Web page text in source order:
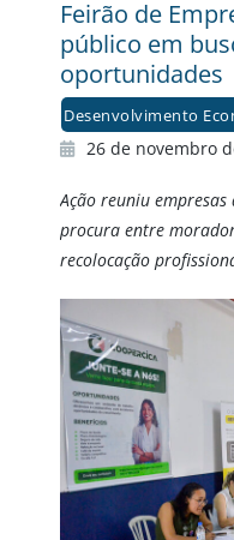
Feirão de
público em
oportunidades
Desenvolvimento
26 de novembro
Ação reuniu
procura entre
recolocação